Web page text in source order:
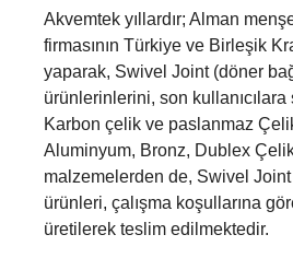
Akvemtek yıllardır; Alman
firmasının Türkiye ve Birleşik
yaparak, Swivel Joint (döner
ürünlerinlerini, son kullanıcılara
Karbon çelik ve paslanmaz
Aluminyum, Bronz, Dublex
malzemelerden de, Swivel Joint
ürünleri, çalışma koşullarına
üretilerek teslim edilmektedir.